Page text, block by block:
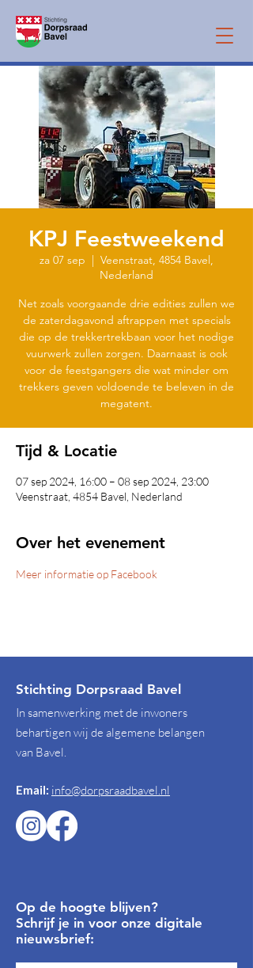
KPJ Feestweekend
za 07 sep
  |
Veenstraat, 4854 Bavel,
Nederland
Net zoals voorgaande drie edities zullen we
de zaterdagavond aftrappen met specials
die op de trekkertrekbaan voor het nodige
vuurwerk zullen zorgen. Daarnaast is ook
voor de feestgangers die wat minder om
trekkers geven voldoende te beleven in de
megatent.
Tijd & Locatie
07 sep 2024, 16:00 – 08 sep 2024, 23:00
Veenstraat, 4854 Bavel, Nederland
Over het evenement
Meer informatie op Facebook
Stichting Dorpsraad Bavel
In samenwerking met de inwoners
behartigen wij de algemene belangen
van Bavel.
Email: info@dorpsraadbavel.nl
Op de hoogte blijven?
Schrijf je in voor onze digitale
nieuwsbrief: